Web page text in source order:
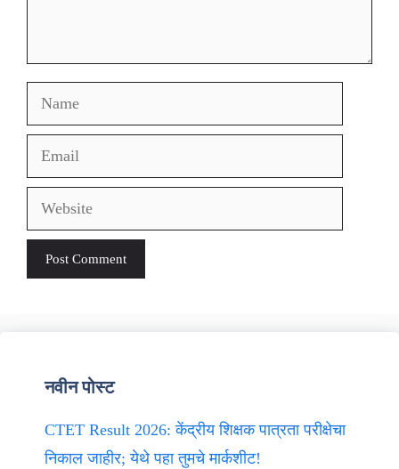
Name
Email
Website
नवीन पोस्ट
CTET Result 2026: केंद्रीय शिक्षक पात्रता परीक्षेचा
निकाल जाहीर; येथे पहा तुमचे मार्कशीट!